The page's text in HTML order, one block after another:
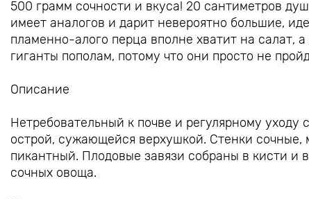
500 грамм сочности и вкуса! 20 сантиметров
имеет аналогов и дарит невероятно большие,
пламенно-алого перца вполне хватит на салат,
гиганты пополам, потому что они просто не
Описание
Нетребовательный к почве и регулярному
острой, сужающейся верхушкой. Стенки сочные,
пикантный. Плодовые завязи собраны в кисти и
сочных овоща.